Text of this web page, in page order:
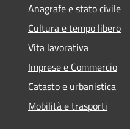
Anagrafe e stato civile
Cultura e tempo libero
Vita lavorativa
Imprese e Commercio
Catasto e urbanistica
Mobilità e trasporti